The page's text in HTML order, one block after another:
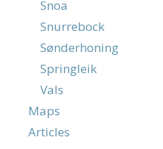
Snoa
Snurrebock
Sønderhoning
Springleik
Vals
Maps
Articles